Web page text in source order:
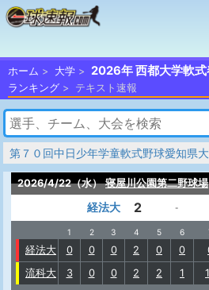
ホーム 大学 2026年 西都大学軟式
ランキング
テキスト速報
第７０回中日少年学童軟式野球愛知県
2026/4/22（水） 寝屋川公園第二野球場
経法大 2 -
1 2 3 4 5 6
経法大 0 0 0 2 0 0
流科大
3 0 0 2 2 1